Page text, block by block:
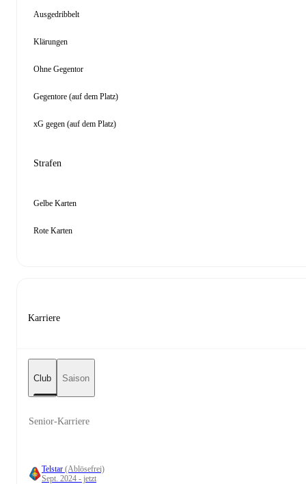
Ausgedribbelt
Klärungen
Ohne Gegentor
Gegentore (auf dem Platz)
xG gegen (auf dem Platz)
Strafen
Gelbe Karten
Rote Karten
Karriere
Club Saison
Senior-Karriere
Telstar (Ablösefrei)
Sept. 2024 - jetzt